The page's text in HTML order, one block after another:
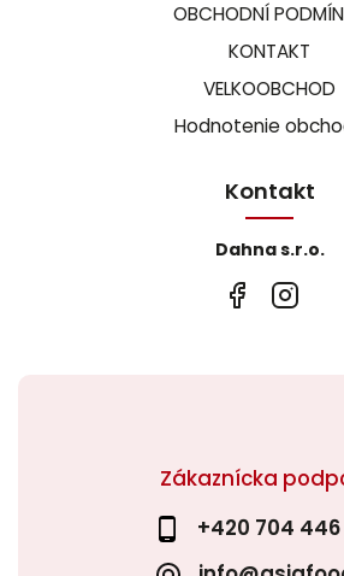
Zákaznícka
+420 704
OBCHODNÍ
KONTAKT
VELKOOBCHOD
Hodnotenie
Kontakt
Dahna s.r.o.